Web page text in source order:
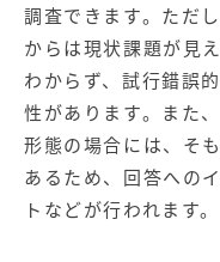
調査できます。ただ
からは現状課題が見
わからず、試行錯誤
性があります。また
形態の場合には、そ
あるため、回答への
トなどが行われます。